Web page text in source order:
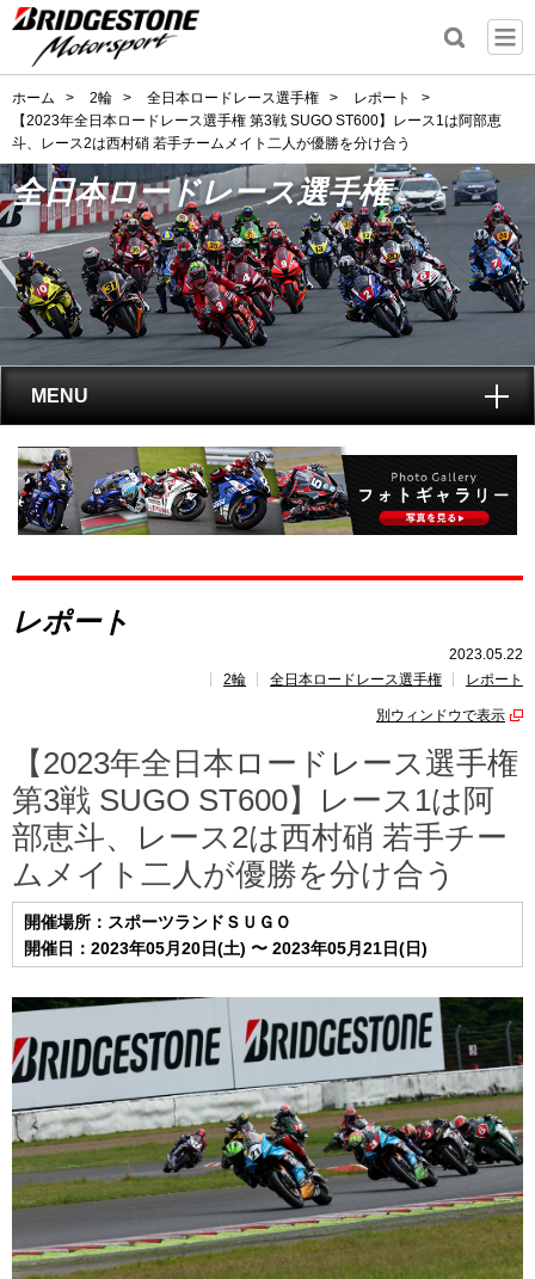
ホーム > 2輪 > 全日本ロードレース選手権 > レポート
>
【2023年全日本ロードレース選手権 第3戦 SUGO ST600】レース1は阿部恵
斗、レース2は西村硝 若手チームメイト二人が優勝を分け合う
全日本ロードレース選手権
MENU
トップ
全日本ロードレース選手権とは?
レポート
速報
ポイントランキング
レポート
2023.05.22
2輪
全日本ロードレース選手権 レポート
別ウィンドウで表示
【2023年全日本ロードレース選手権
第3戦 SUGO ST600】レース1は阿
部恵斗、レース2は西村硝 若手チー
ムメイト二人が優勝を分け合う
開催場所：スポーツランドＳＵＧＯ
開催日：2023年05月20日(土) 〜 2023年05月21日(日)